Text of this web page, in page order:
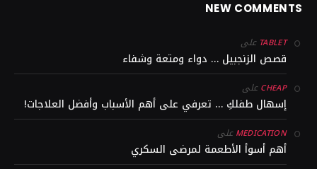
NEW COMMENTS
TABLET على
قصص الزنجبيل … دواء ومتعة وشفاء
CHEAPعلى
إسهال طفلكِ … تعرفي على أهم الأسباب وأفضل العلاجات!
MEDICATIONعلى
أهم أسوأ الأطعمة لمرضى السكري